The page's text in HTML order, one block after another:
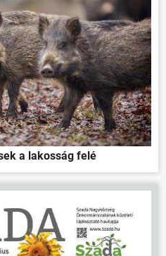
a lakosság felé